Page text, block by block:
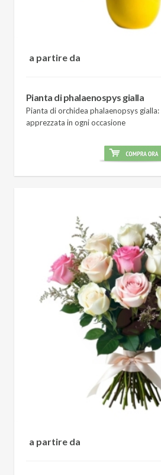
a partire da
Pianta di phalaenospys gialla
Pianta di orchidea phalaenopsys
apprezzata in ogni occasione
a partire da